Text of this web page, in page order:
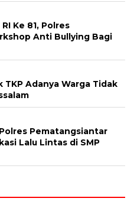
Ke 81, Polres
Anti Bullying Bagi
Adanya Warga Tidak
Pematangsiantar
Lalu Lintas di SMP